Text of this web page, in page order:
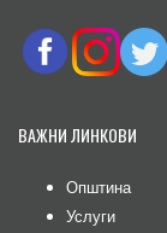
ВАЖНИ ЛИНКОВИ
Општина
Услуги